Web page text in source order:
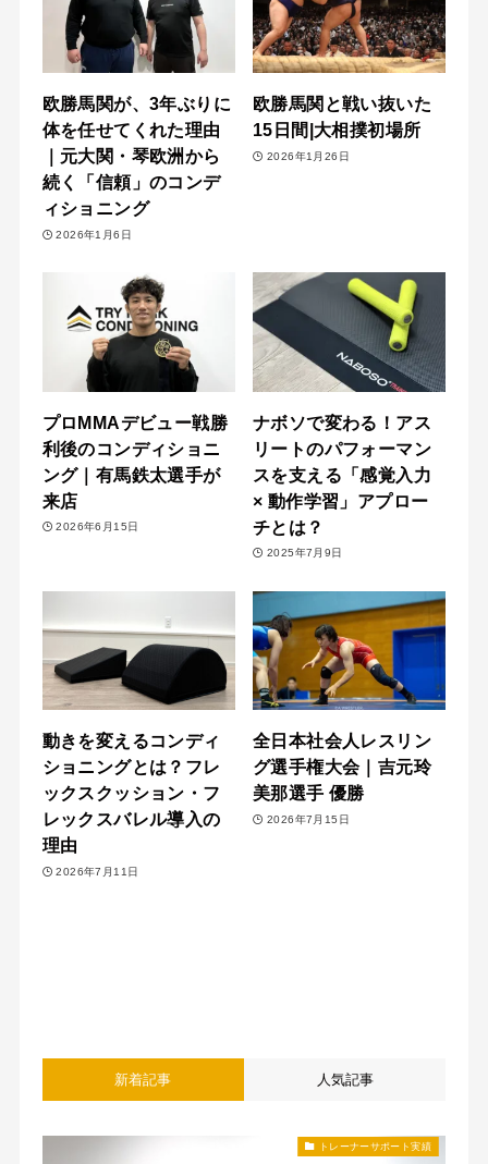
欧勝馬関が、3年ぶりに
体を任せてくれた理由
｜元大関・琴欧洲から
続く「信頼」のコンデ
ィショニング
2026年1月6日
欧勝馬関と戦い抜いた
15日間|大相撲初場所
2026年1月26日
プロMMAデビュー戦勝
利後のコンディショニ
ング｜有馬鉄太選手が
来店
2026年6月15日
ナボソで変わる！アス
リートのパフォーマン
スを支える「感覚入力
× 動作学習」アプロー
チとは？
2025年7月9日
動きを変えるコンディ
ショニングとは？フレ
ックスクッション・フ
レックスバレル導入の
理由
2026年7月11日
全日本社会人レスリン
グ選手権大会｜吉元玲
美那選手 優勝
2026年7月15日
新着記事 人気記事
トレーナーサポート実績